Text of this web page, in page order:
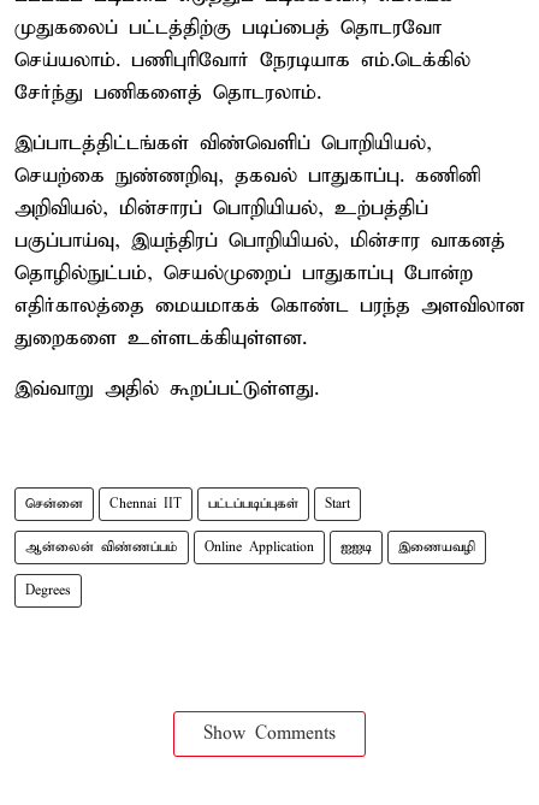
முதுகலைப் பட்டத்திற்கு படிப்பைத் தொடரவோ
செய்யலாம். பணிபுரிவோர் நேரடியாக எம்.டெக்கில்
சேர்ந்து பணிகளைத் தொடரலாம்.
இப்பாடத்திட்டங்கள் விண்வெளிப் பொறியியல்,
செயற்கை நுண்ணறிவு, தகவல் பாதுகாப்பு. கணினி
அறிவியல், மின்சாரப் பொறியியல், உற்பத்திப்
பகுப்பாய்வு, இயந்திரப் பொறியியல், மின்சார வாகனத்
தொழில்நுட்பம், செயல்முறைப் பாதுகாப்பு போன்ற
எதிர்காலத்தை மையமாகக் கொண்ட பரந்த அளவிலான
துறைகளை உள்ளடக்கியுள்ளன.
இவ்வாறு அதில் கூறப்பட்டுள்ளது.
சென்னை Chennai IIT பட்டப்படிப்புகள் Start
ஆன்லைன் விண்ணப்பம் Online Application ஐஐடி இணையவழி
Degrees
Show Comments